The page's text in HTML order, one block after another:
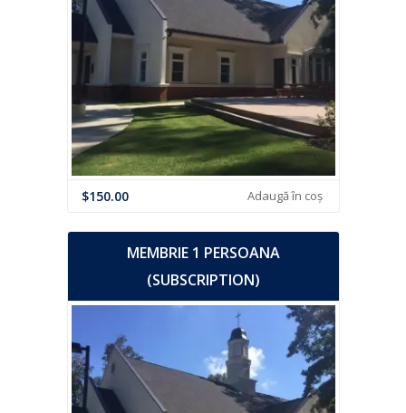
$150.00 Adaugă în coș
MEMBRIE 1 PERSOANA
(SUBSCRIPTION)